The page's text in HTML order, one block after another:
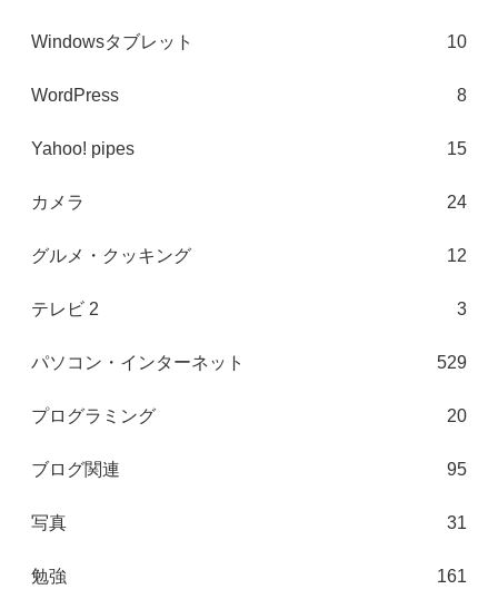
Windowsタブレット 10
WordPress 8
Yahoo! pipes 15
カメラ 24
グルメ・クッキング 12
テレビ 2 3
パソコン・インターネット 529
プログラミング 20
ブログ関連 95
写真 31
勉強 161